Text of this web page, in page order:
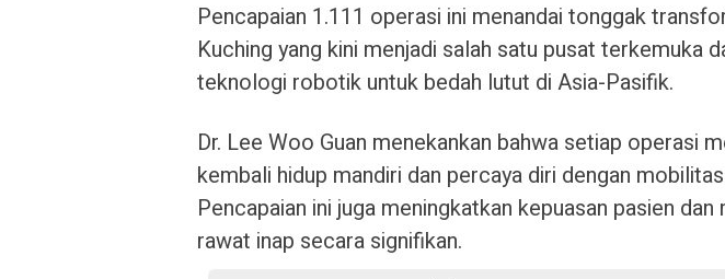
Pencapaian 1.111 operasi ini menandai tonggak
Kuching yang kini menjadi salah satu pusat terkemuka
teknologi robotik untuk bedah lutut di Asia-Pasifik.
Dr. Lee Woo Guan menekankan bahwa setiap operasi
kembali hidup mandiri dan percaya diri dengan
Pencapaian ini juga meningkatkan kepuasan pasien
rawat inap secara signifikan.